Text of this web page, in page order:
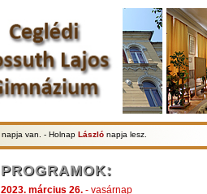
napja van. - Holnap László napja lesz.
PROGRAMOK:
2023. március 26. - vasárnap